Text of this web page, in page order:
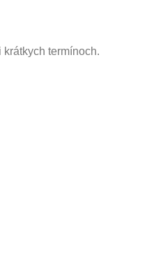
termínoch.